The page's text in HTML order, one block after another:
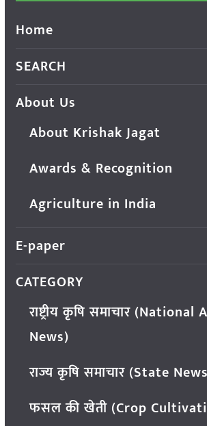
Home
SEARCH
About Us
About Krishak Jagat
Awards & Recognition
Agriculture in India
E-paper
CATEGORY
राष्ट्रीय कृषि समाचार
News)
राज्य कृषि समाचार (State
फसल की खेती (Crop